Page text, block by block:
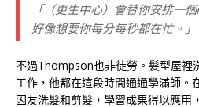
「（更生中心）會替你安排一
好像想要你每分每秒都在忙。」
不過Thompson也非徒勞。髮型屋裡
工作，他都在這段時間通通學滿師。
囚友洗髮和剪髮，學習成果得以應用